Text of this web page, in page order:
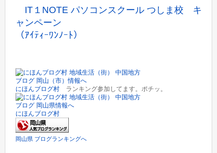
IT１NOTE パソコンスクール つしま校 キ
ャンペーン
（ｱｲﾃｨｰﾜﾝﾉｰﾄ）
にほんブログ村 ランキング参加してます。ポチッ。
にほんブログ村
岡山県 ブログランキングへ